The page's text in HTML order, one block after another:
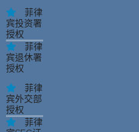
菲律
宾投资署
授权
菲律
宾退休署
授权
菲律
宾外交部
授权
菲律